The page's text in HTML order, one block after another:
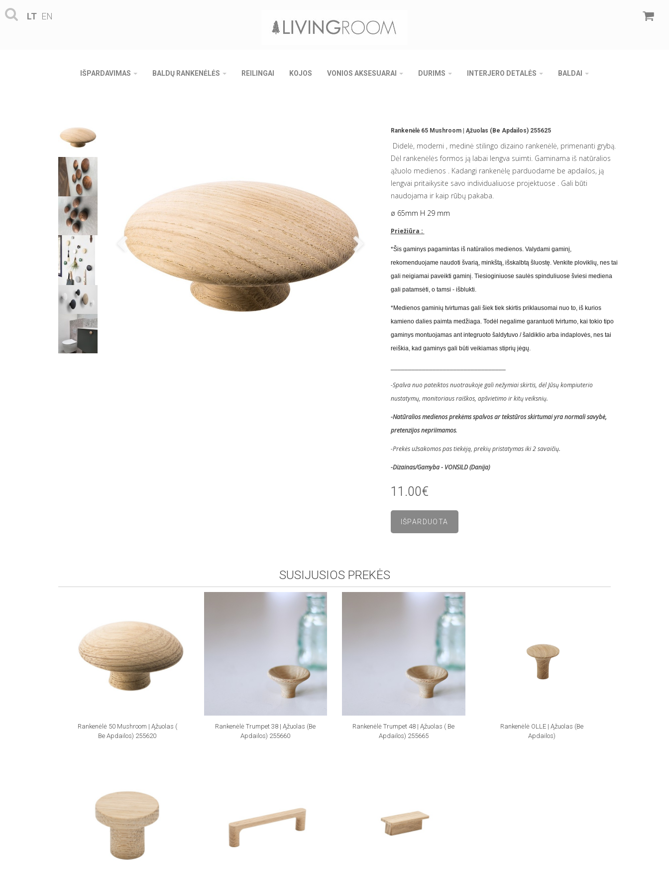
LT EN
IŠPARDAVIMAS BALDŲ RANKENĖLĖS REILINGAI KOJOS VONIOS AKSESUARAI DURIMS INTERJERO DETALĖS BALDAI
Rankenėlė 65 Mushroom | Ąžuolas (be Apdailos) 255625
Didelė, moderni , medinė stilingo dizaino rankenėlė, primenanti grybą.
Dėl rankenėlės formos ją labai lengva suimti. Gaminama iš natūralios
ąžuolo medienos . Kadangi rankenėlę parduodame be apdailos, ją
lengvai pritaikysite savo individualiuose projektuose . Gali būti
naudojama ir kaip rūbų pakaba.
ø 65mm H 29 mm
Priežiūra :
*Šis gaminys pagamintas iš natūralios medienos. Valydami gaminį,
rekomenduojame naudoti švarią, minkštą, išskalbtą šluostę. Venkite ploviklių, nes tai
gali neigiamai paveikti gaminį. Tiesioginiuose saulės spinduliuose šviesi mediena
gali patamsėti, o tamsi - išblukti.
*Medienos gaminių tvirtumas gali šiek tiek skirtis priklausomai nuo to, iš kurios
kamieno dalies paimta medžiaga. Todėl negalime garantuoti tvirtumo, kai tokio tipo
gaminys montuojamas ant integruoto šaldytuvo / šaldiklio arba indaplovės, nes tai
reiškia, kad gaminys gali būti veikiamas stiprių jėgų.
-Spalva nuo pateiktos nuotraukoje gali nežymiai skirtis, dėl Jūsų kompiuterio
nustatymų, monitoriaus raiškos, apšvietimo ir kitų veiksnių.
-Natūralios medienos prekėms spalvos ar tekstūros skirtumai yra normali savybė,
pretenzijos nepriimamos.
-Prekės užsakomos pas tiekėją, prekių pristatymas iki 2 savaičių.
-Dizainas/Gamyba - VONSILD (Danija)
11.00€
SUSIJUSIOS PREKĖS
Rankenėlė 50 Mushroom | Ąžuolas (
Be Apdailos) 255620
Rankenėlė Trumpet 38 | Ąžuolas (be
Apdailos) 255660
Rankenėlė Trumpet 48 | Ąžuolas ( Be
Apdailos) 255665
Rankenėlė OLLE | Ąžuolas (be
Apdailos)